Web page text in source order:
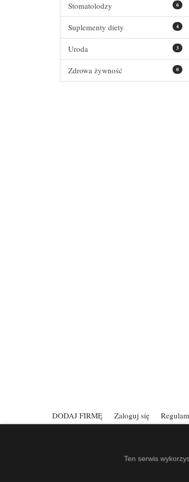
6
Stomatolodzy
4
Suplementy diety
3
Uroda
0
Zdrowa żywność
DODAJ FIRMĘ Zaloguj się
Ten serwis